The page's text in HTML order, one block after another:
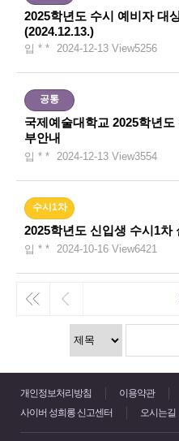
2025학년도 수시 예비자 대
(2024.12.13.)
입 * * 2024-12-13 View5256
공통
국제예술대학교 2025학년
부안내
입 * * 2024-12-13 View3554
수시1차
2025학년도 신입생 수시1차
입 * * 2024-10-16 View6421
개인정보처리방침 이용약관
사이버 성희롱 신고센터
오시는길